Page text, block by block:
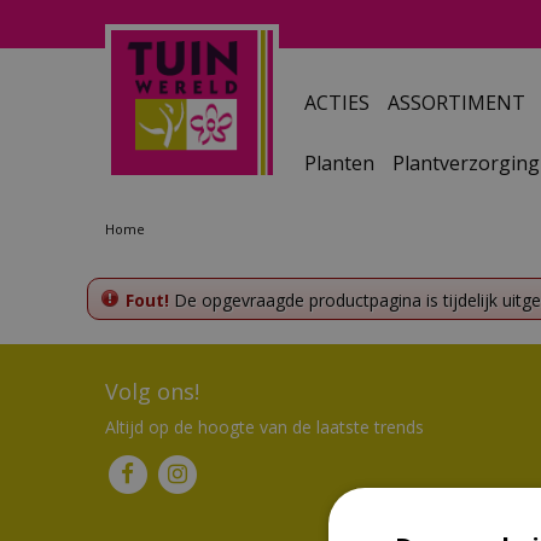
Home
ACTIES ASSORTIMENT
Planten Plantverzorging
Fout! De opgevraagde productpagina is tijdelijk
Volg ons!
Altijd op de hoogte van de laatste trends